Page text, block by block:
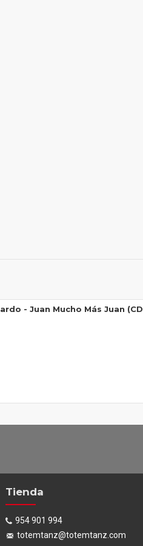
‎- Juan Mucho Más Juan
Tienda
954 901 994
totemtanz@totemtanz.com